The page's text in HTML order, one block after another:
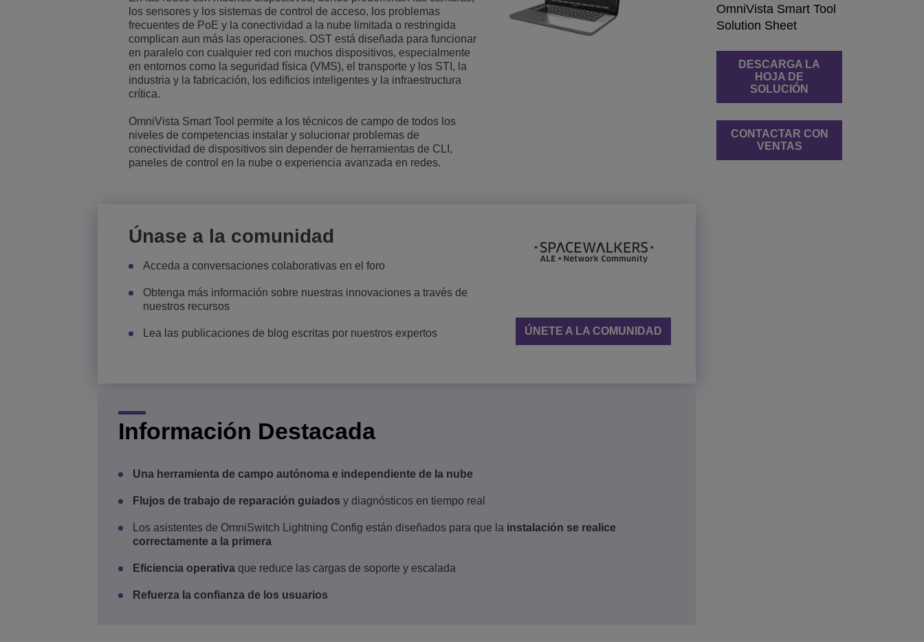
Transportation Solutions
Pequeñas y medias empresas, PYMES
Aplicaciones de Atención al Cliente
Todo como servicio (XaaS)
Puesto de trabajo híbrido
Dividendos digitales
Gestión de red y seguridad
Ubicación de las oficinas de ALE
los sensores y los sistemas de control de acceso, los problemas
frecuentes de PoE y la conectividad a la nube limitada o restringida
complican aun más las operaciones. OST está diseñada para funcionar
en paralelo con cualquier red con muchos dispositivos, especialmente
en entornos como la seguridad física (VMS), el transporte y los STI, la
industria y la fabricación, los edificios inteligentes y la infraestructura
crítica.
OmniVista Smart Tool permite a los técnicos de campo de todos los
niveles de competencias instalar y solucionar problemas de
conectividad de dispositivos sin depender de herramientas de CLI,
paneles de control en la nube o experiencia avanzada en redes.
Únase a la comunidad
Acceda a conversaciones colaborativas en el foro
Obtenga más información sobre nuestras innovaciones a través de
nuestros recursos
Lea las publicaciones de blog escritas por nuestros expertos ÚNETE A LA COMUNIDAD
Información Destacada
Una herramienta de campo autónoma e independiente de la nube
Flujos de trabajo de reparación guiados y diagnósticos en tiempo real
Los asistentes de OmniSwitch Lightning Config están diseñados para que la instalación se realice
correctamente a la primera
Eficiencia operativa que reduce las cargas de soporte y escalada
Refuerza la confianza de los usuarios
OmniVista Smart Tool
Solution Sheet
DESCARGA LA
HOJA DE
SOLUCIÓN
CONTACTAR CON
VENTAS